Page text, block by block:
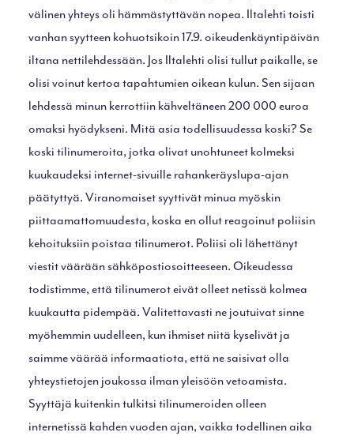
välinen yhteys oli hämmästyttävän nopea. Iltalehti toisti
vanhan syytteen kohuotsikoin 17.9. oikeudenkäyntipäivän
iltana nettilehdessään. Jos Iltalehti olisi tullut paikalle, se
olisi voinut kertoa tapahtumien oikean kulun. Sen sijaan
lehdessä minun kerrottiin kähveltäneen 200 000 euroa
omaksi hyödykseni. Mitä asia todellisuudessa koski? Se
koski tilinumeroita, jotka olivat unohtuneet kolmeksi
kuukaudeksi internet-sivuille rahankeräyslupa-ajan
päätyttyä. Viranomaiset syyttivät minua myöskin
piittaamattomuudesta, koska en ollut reagoinut poliisin
kehoituksiin poistaa tilinumerot. Poliisi oli lähettänyt
viestit väärään sähköpostiosoitteeseen. Oikeudessa
todistimme, että tilinumerot eivät olleet netissä kolmea
kuukautta pidempää. Valitettavasti ne joutuivat sinne
myöhemmin uudelleen, kun ihmiset niitä kyselivät ja
saimme väärää informaatiota, että ne saisivat olla
yhteystietojen joukossa ilman yleisöön vetoamista.
Syyttäjä kuitenkin tulkitsi tilinumeroiden olleen
internetissä kahden vuoden ajan, vaikka todellinen aika